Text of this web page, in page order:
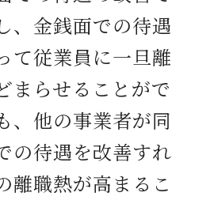
、金銭面での待遇
て従業員に一旦離
まらせることがで
、他の事業者が同
の待遇を改善すれ
離職熱が高まるこ